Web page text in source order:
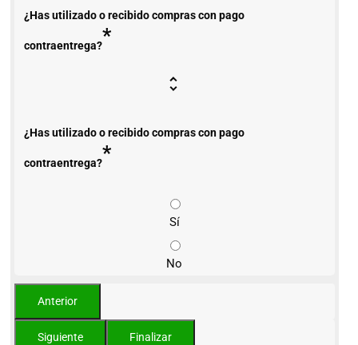
¿Has utilizado o recibido compras con pago
contraentrega?*
¿Has utilizado o recibido compras con pago
contraentrega?*
Sí
No